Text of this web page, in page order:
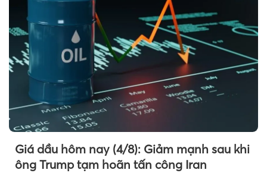
Giá dầu hôm nay (4/8): Giảm mạnh sau khi
ông Trump tạm hoãn tấn công Iran